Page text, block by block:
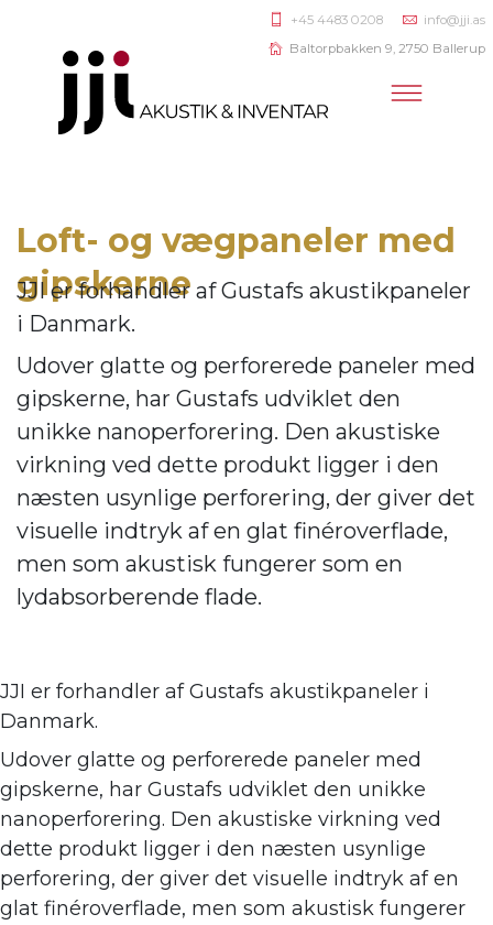
+45 4483 0208
info@jji.as
Baltorpbakken 9, 2750 Ballerup
Loft- og vægpaneler med
gipskerne
JJI er forhandler afGustafs akustikpaneler
i Danmark.
Udover glatte og perforerede paneler med
gipskerne, har Gustafs udviklet den
unikke nanoperforering. Den akustiske
virkning ved dette produkt ligger i den
næsten usynlige perforering, der giver det
visuelle indtryk af en glat finéroverflade,
men som akustisk fungerer som en
lydabsorberende flade.
JJI er forhandler afGustafs akustikpaneler i
Danmark.
Udover glatte og perforerede paneler med
gipskerne, har Gustafs udviklet den unikke
nanoperforering. Den akustiske virkning ved
dette produkt ligger i den næsten usynlige
perforering, der giver det visuelle indtryk af en
glat finéroverflade, men som akustisk fungerer